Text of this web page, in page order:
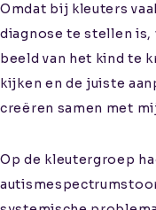
Omdat bij kleuters
diagnose te stellen is,
beeld van het kind te
kijken en de juiste
creëren samen met
Op de kleutergroep